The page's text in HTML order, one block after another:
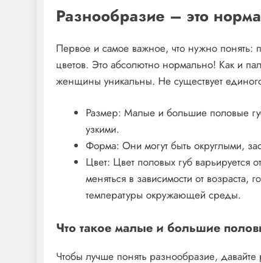
Разнообразие – это
Первое и самое важное, что нужно
цветов. Это абсолютно нормально! Как и
женщины уникальны. Не существует
Размер: Малые и большие половые
узкими.
Форма: Они могут быть округлыми,
Цвет: Цвет половых губ
меняться в зависимости от
температуры окружающей среды.
Что такое малые и большие
Чтобы лучше понять разнообразие,